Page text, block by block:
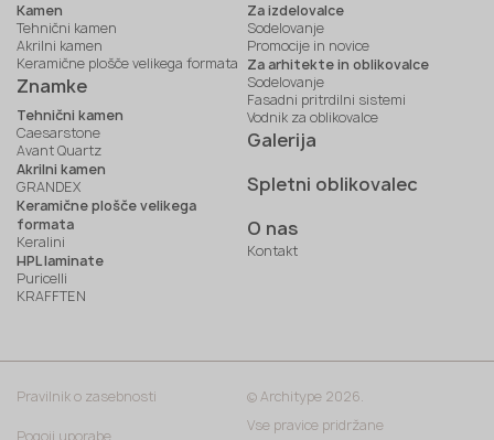
Kamen
Tehnični kamen
Akrilni kamen
Keramične plošče velikega formata
Znamke
Tehnični kamen
Caesarstone
Avant Quartz
Akrilni kamen
GRANDEX
Keramične plošče velikega
formata
Keralini
HPL laminate
Puricelli
KRAFFTEN
Za izdelovalce
Sodelovanje
Promocije in novice
Za arhitekte in oblikovalce
Sodelovanje
Fasadni pritrdilni sistemi
Vodnik za oblikovalce
Galerija
Spletni oblikovalec
O nas
Kontakt
© Architype 2026.
Vse pravice pridržane
Pravilnik o zasebnosti